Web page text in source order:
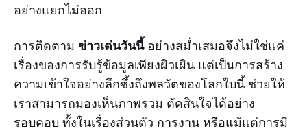
อย่างแยกไม่ออก
การติดตาม ข่าวเด่นวันนี้อย่างสม่ำเสมอจึงไม่ใช่แค่
เรื่องของการรับรู้ข้อมูลเพียงผิวเผิน แต่เป็นการสร้าง
ความเข้าใจอย่างลึกซึ้งถึงพลวัตของโลกใบนี้ ช่วยให้
เราสามารถมองเห็นภาพรวม ตัดสินใจได้อย่าง
รอบคอบ ทั้งในเรื่องส่วนตัว การงาน หรือแม้แต่การมี